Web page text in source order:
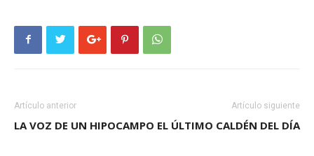
Artículo anterior
LA VOZ DE UN HIPOCAMPO
Artículo siguiente
EL ÚLTIMO CALDÉN DEL DÍA